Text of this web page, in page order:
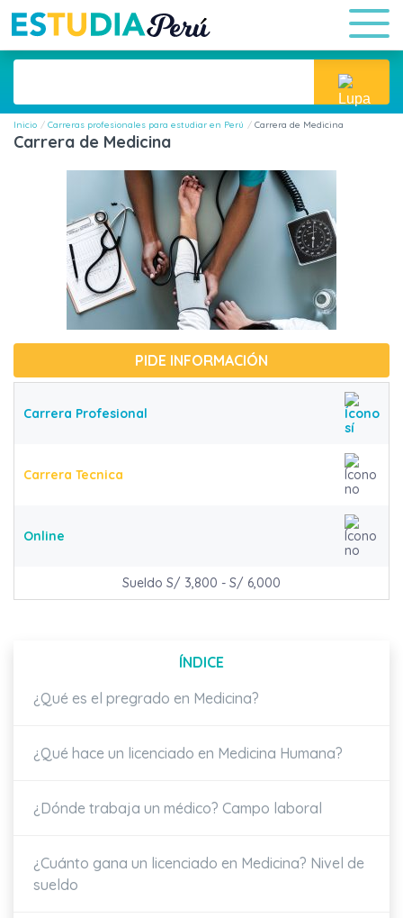
Inicio Carreras profesionales para estudiar en Perú Carrera de Medicina
Carrera de Medicina
PIDE INFORMACIÓN
Carrera Profesional
Carrera Tecnica
Online
Sueldo S/ 3,800 - S/ 6,000
ÍNDICE
¿Qué es el pregrado en Medicina?
¿Qué hace un licenciado en Medicina Humana?
¿Dónde trabaja un médico? Campo laboral
¿Cuánto gana un licenciado en Medicina? Nivel de
sueldo